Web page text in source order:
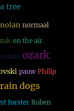
tree
nolan normaal
on the air
doos ozark
pauw Philip
rain dogs
forster Ruben